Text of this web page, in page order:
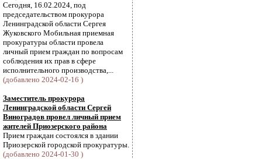
Сегодня, 16.02.2024, под
председательством прокурора
Ленинградской области Сергея
Жуковского Мобильная приемная
прокуратуры области провела
личный прием граждан по вопросам
соблюдения их прав в сфере
исполнительного производства,...
(добавлено 2024-02-16 )
Заместитель прокурора
Ленинградской области Сергей
Виноградов провел личный прием
жителей Приозерского района
Прием граждан состоялся в здании
Приозерской городской прокуратуры.
(добавлено 2024-01-30 )